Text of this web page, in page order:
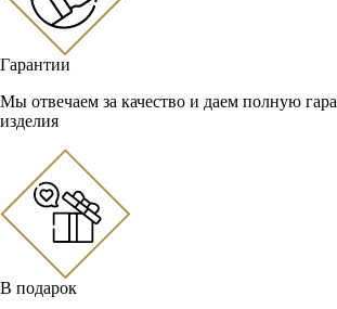
Гарантии
Мы отвечаем за качество и даем полную
изделия
В подарок